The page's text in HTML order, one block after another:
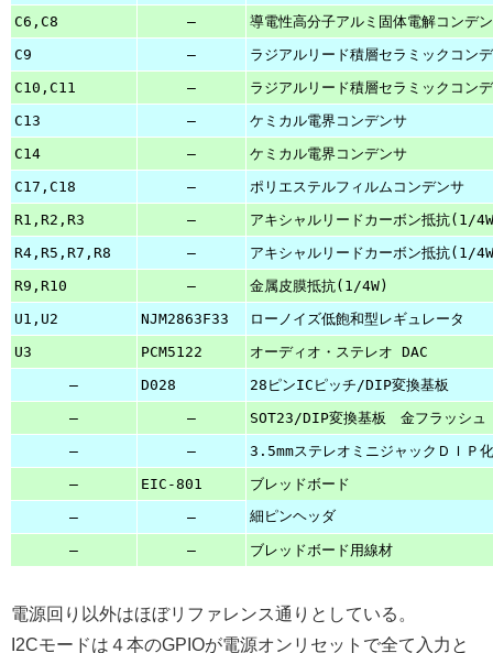
C6,C8
–
導電性高分子アルミ固体電解コンデ
C9
– ラジアルリード積層セラミックコン
C10,C11
– ラジアルリード積層セラミックコン
C13
– ケミカル電界 コンデンサ
C14
– ケミカル電界 コンデンサ
C17,C18
–
ポリエステルフィルムコンデンサ
R1,R2,R3
– アキシャルリードカーボン抵抗(1/
R4,R5,R7,R8
– アキシャルリードカーボン抵抗(1/
R9,R10
–
金属皮膜抵抗(1/4W)
U1,U2
NJM2863F33
ローノイズ低飽和型レギュレータ
U3
PCM5122
オーディオ・ステレオ DAC
–
D028
28ピンICピッチ/DIP変換基板
–
–
SOT23/DIP変換基板 金フラッシュ
–
–
3.5mmステレオミニジャックＤＩＰ
–
EIC-801
ブレッドボード
–
– 細 ピンヘッダ
– – ブレッドボード用線材
電源回り以外はほぼリファレンス通りとしている。
I2Cモードは４本のGPIOが電源オンリセットで全て入力と